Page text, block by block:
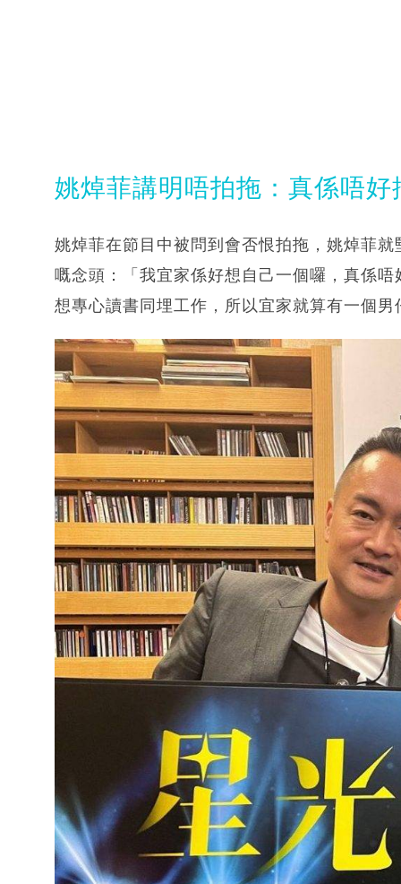
姚焯菲講明唔拍拖：真係唔好
姚焯菲在節目中被問到會否恨拍拖，姚焯菲
嘅念頭：「我宜家係好想自己一個囉，真係
想專心讀書同埋工作，所以宜家就算有一個